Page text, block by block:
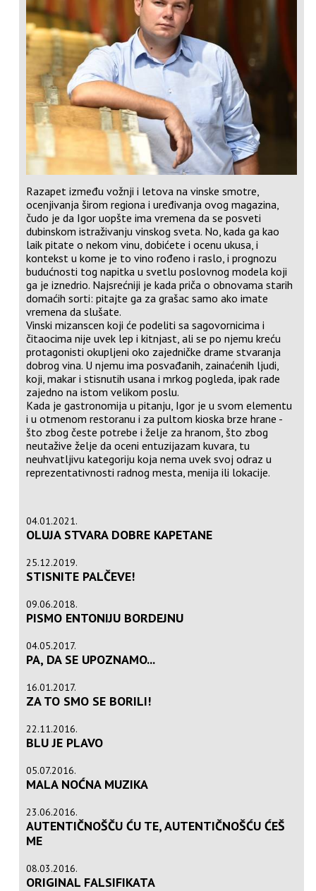
Razapet između vožnji i letova na vinske smotre,
ocenjivanja širom regiona i uređivanja ovog magazina,
čudo je da Igor uopšte ima vremena da se posveti
dubinskom istraživanju vinskog sveta. No, kada ga kao
laik pitate o nekom vinu, dobićete i ocenu ukusa, i
kontekst u kome je to vino rođeno i raslo, i prognozu
budućnosti tog napitka u svetlu poslovnog modela koji
ga je iznedrio. Najsrećniji je kada priča o obnovama starih
domaćih sorti: pitajte ga za grašac samo ako imate
vremena da slušate.
Vinski mizanscen koji će podeliti sa sagovornicima i
čitaocima nije uvek lep i kitnjast, ali se po njemu kreću
protagonisti okupljeni oko zajedničke drame stvaranja
dobrog vina. U njemu ima posvađanih, zainaćenih ljudi,
koji, makar i stisnutih usana i mrkog pogleda, ipak rade
zajedno na istom velikom poslu.
Kada je gastronomija u pitanju, Igor je u svom elementu
i u otmenom restoranu i za pultom kioska brze hrane -
što zbog česte potrebe i želje za hranom, što zbog
neutažive želje da oceni entuzijazam kuvara, tu
neuhvatljivu kategoriju koja nema uvek svoj odraz u
reprezentativnosti radnog mesta, menija ili lokacije.
04.01.2021.
OLUJA STVARA DOBRE KAPETANE
25.12.2019.
STISNITE PALČEVE!
09.06.2018.
PISMO ENTONIJU BORDEJNU
04.05.2017.
PA, DA SE UPOZNAMO...
16.01.2017.
ZA TO SMO SE BORILI!
22.11.2016.
BLU JE PLAVO
05.07.2016.
MALA NOĆNA MUZIKA
23.06.2016.
AUTENTIČNOŠČU ĆU TE, AUTENTIČNOŠĆU ĆEŠ
ME
08.03.2016.
ORIGINAL FALSIFIKATA